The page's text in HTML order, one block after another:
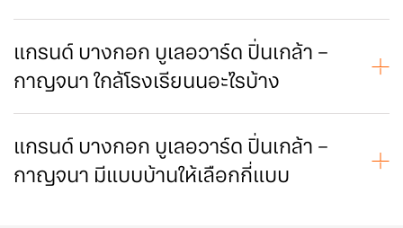
Park.
ห่างจาก จากถ.พรานนก-พุทธมณฑล สาย 4 (ถ.พระเทพตัดใหม่)
ประมาณ 1 กม.
แกรนด์ บางกอก บูเลอวาร์ด ปิ่นเกล้า –
กาญจนา ใกล้โรงเรียนนอะไรบ้าง
โรงเรียนเพลินพัฒนา ห่างเพียง 9.8 กม.
โรงเรียนนานาชาติสิงคโปร์กรุงเทพฯ SISB ห่างเพียง 5.6 กม.
โรงเรียนอนุบาลนานาชาติฮัมมิ่งเบิร์ด ห่างเพียง 6 กม.
แกรนด์ บางกอก บูเลอวาร์ด ปิ่นเกล้า –
กาญจนา มีแบบบ้านให้เลือกกี่แบบ